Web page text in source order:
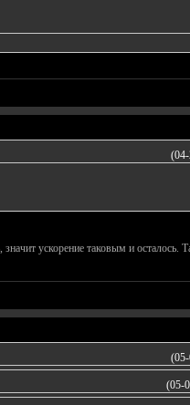
ускорение таковым и осталось.
(05-